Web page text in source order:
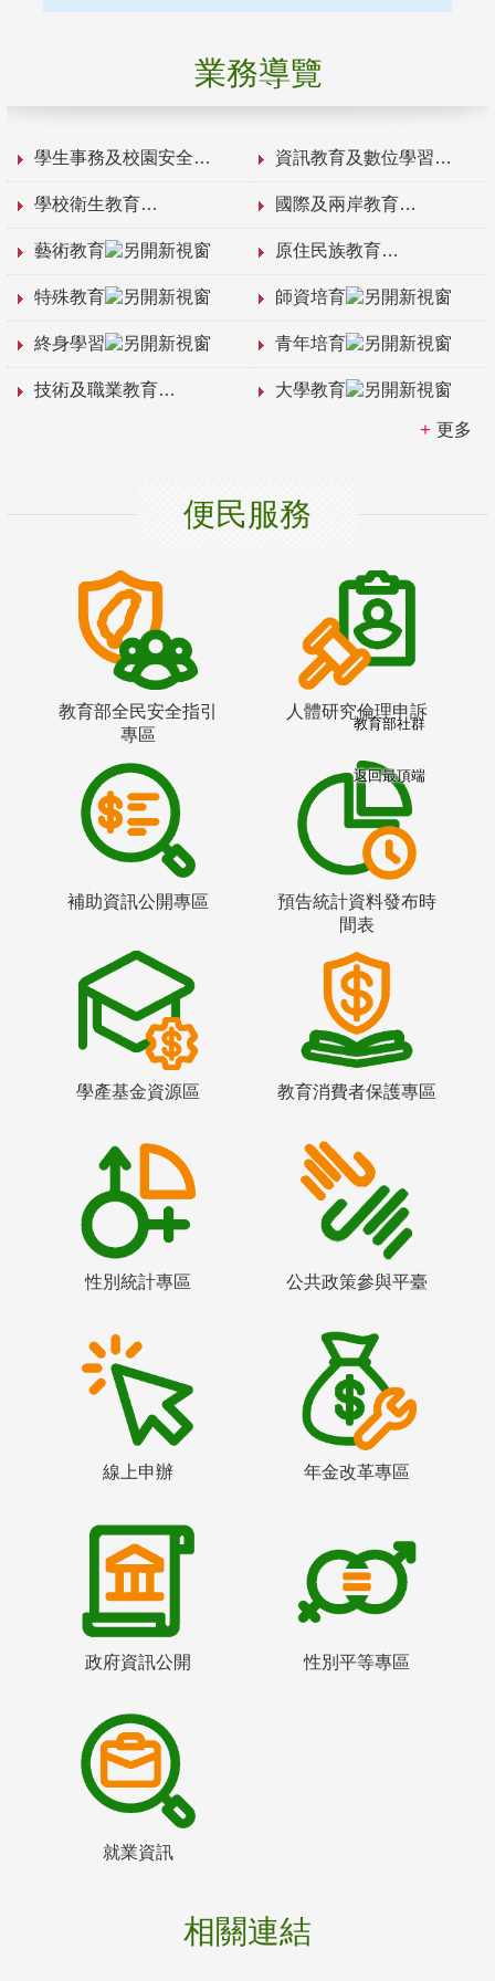
業務導覽
學生事務及校園安全 資訊教育及數位學習
學校衛生教育 國際及兩岸教育
藝術教育 原住民族教育
特殊教育 師資培育
終身學習 青年培育
技術及職業教育 大學教育
更多
便民服務
教育部全民安全指引
專區
人體研究倫理申訴
補助資訊公開專區
預告統計資料發布時
間表
學產基金資源區 教育消費者保護專區
性別統計專區 公共政策參與平臺
線上申辦 年金改革專區
政府資訊公開 性別平等專區
就業資訊
相關連結
教育部社群
返回最頂端